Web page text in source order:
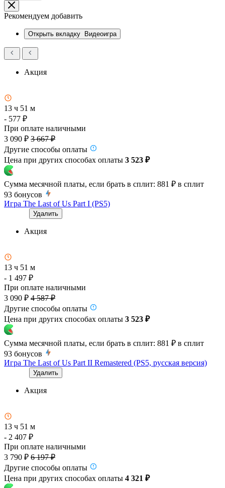
Рекомендуем добавить
Открыть вкладку Видеоигра
Акция
13 ч 51 м
- 577 ₽
При оплате наличными
3 090 ₽ 3 667 ₽
Другие способы оплаты
Цена при других способах оплаты 3 523 ₽
Сумма месячной платы, если брать в сплит: 881 ₽ в сплит
93 бонусов
Игра The Last of Us Part I (PS5)
Удалить
Акция
13 ч 51 м
- 1 497 ₽
При оплате наличными
3 090 ₽ 4 587 ₽
Другие способы оплаты
Цена при других способах оплаты 3 523 ₽
Сумма месячной платы, если брать в сплит: 881 ₽ в сплит
93 бонусов
Игра The Last of Us Part II Remastered (PS5, русская версия)
Удалить
Акция
13 ч 51 м
- 2 407 ₽
При оплате наличными
3 790 ₽ 6 197 ₽
Другие способы оплаты
Цена при других способах оплаты 4 321 ₽